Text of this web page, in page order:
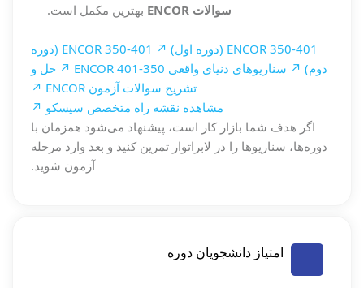
سوالات ENCOR
بهترین مکمل است.
ENCOR 350-401 (دوره اول) ↗
ENCOR 350-401 (دوره
دوم) ↗ سناریوهای دنیای واقعی ENCOR 401-350 ↗
حل و
تشریح سوالات آزمون ENCOR ↗
مشاهده نقشه راه متخصص سیسکو ↗
اگر هدف شما بازار کار است، پیشنهاد می‌شود همزمان با
دوره‌ها، سناریوها را در لابراتوار تمرین کنید و بعد وارد مرحله
آزمون شوید.
امتیاز دانشجویان دوره